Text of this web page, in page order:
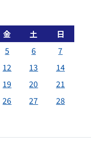
金 土
日
5 6
7
12 13
14
19 20
21
26 27
28